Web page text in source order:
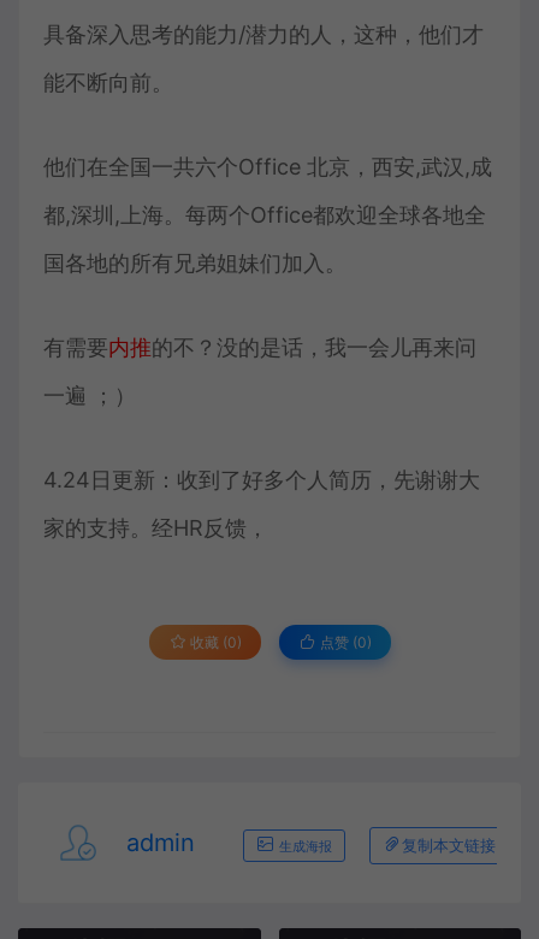
具备深入思考的能力/潜力的人，这种，他们才
能不断向前。
他们在全国一共六个Office 北京，西安,武汉,成
都,深圳,上海。每两个Office都欢迎全球各地全
国各地的所有兄弟姐妹们加入。
有需要内推的不？没的是话，我一会儿再来问
一遍 ；）
4.24日更新：收到了好多个人简历，先谢谢大
家的支持。经HR反馈，
收藏 (0) 点赞 (0)
admin 生成海报 复制本文链接